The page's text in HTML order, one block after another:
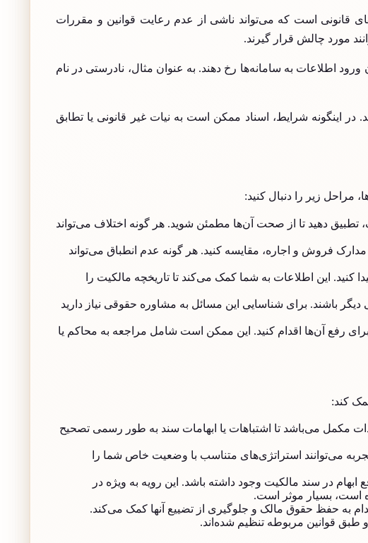
قانونی است که می‌تواند ناشی از عدم رعایت قوانین و مقررات
مورد چالش قرار گیرند.
اطلاعات به سامانه‌ها رخ دهند. به عنوان مثال، نادرستی در نام
اینگونه شرایط، اسناد ممکن است به نیات غیر قانونی یا تطابق
مراحل زیر را دنبال کنید:
تطبیق دهید تا از صحت آن‌ها مطمئن شوید. هر گونه اختلاف می‌تواند
فروش و اجاره، مقایسه کنید. هر گونه عدم انطباق می‌تواند
این اطلاعات به شما کمک می‌کند تا تاریخچه مالکیت را
باشند. برای شناسایی این مسائل به مشاوره حقوقی نیاز دارید
رفع آن‌ها اقدام کنید. این ممکن است شامل مراجعه به محاکم یا
کند:
مکمل می‌باشد تا اشتباهات یا ابهامات سند به طور رسمی تصحیح
می‌توانند استراتژی‌های متناسب با وضعیت خاص شما را
در سند مالکیت وجود داشته باشد. این رویه به ویژه در
است، بسیار موثر است.
به حفظ حقوق مالک و جلوگیری از تضییع آنها کمک می‌کند.
قوانین مربوطه تنظیم شده‌اند.